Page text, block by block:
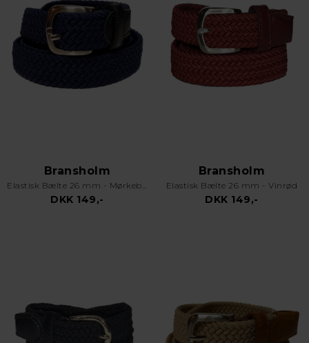
Bransholm
Elastisk Bælte 26 mm - Mørkeblå
DKK 149,-
Bransholm
Elastisk Bælte 26 mm - Vinrød
DKK 149,-